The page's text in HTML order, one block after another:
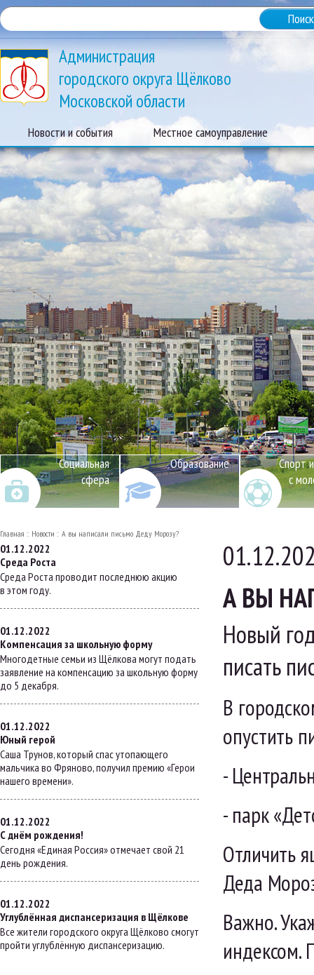
Администрация
городского округа Щёлково
Московской области
Новости и события Местное самоуправление
Социальная
сфера
Образование
Спорт
с
Главная Новости А вы написали письмо Деду Морозу?
01.12.2022
Среда Роста
Среда Роста проводит последнюю акцию
в этом году.
01.12.2022
Компенсация за школьную форму
Многодетные семьи из Щёлкова могут подать
заявление на компенсацию за школьную форму
до 5 декабря.
01.12.2022
Юный герой
Саша Трунов, который спас утопающего
мальчика во Фряново, получил премию «Герои
нашего времени».
01.12.2022
С днём рождения!
Сегодня «Единая Россия» отмечает свой 21
день рождения.
01.12.2022
Углублённая диспансеризация в Щёлкове
Все жители городского округа Щёлково смогут
пройти углублённую диспансеризацию.
А ВЫ
Новый
писать
В
опустить
-
- парк
Отличить
Деда
Важно.
индексом.